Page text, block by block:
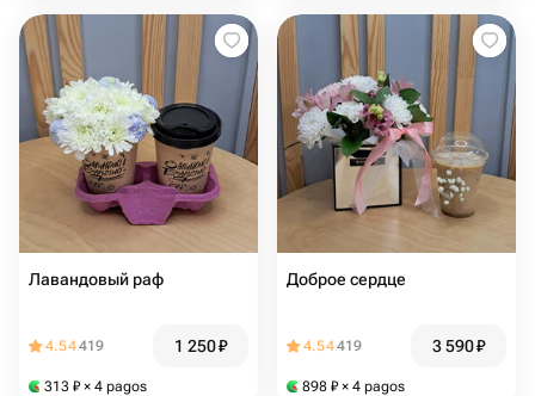
Лавандовый раф
4.54419 1 250₽
313 ₽ × 4 pagos
Доброе сердце
4.54419 3 590₽
898 ₽ × 4 pagos